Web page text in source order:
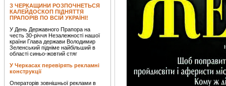
З ЧЕРКАЩИНИ РОЗПОЧНЕТЬСЯ
КАЛЕЙДОСКОП ПІДНЯТТЯ
ПРАПОРІВ ПО ВСІЙ УКРАЇНІ!
У День Державного Прапора на
честь 30-річчя Незалежності нашої
країни Глава держави Володимир
Зеленський підніме найбільший в
області синьо-жовтий стяг
У Черкасах перевірять рекламні
конструкції
Операторів зовнішньої реклами в